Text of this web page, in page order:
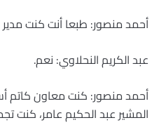
أحمد منصور: طبعا أنت كنت
عبد الكريم النحلاوي: نعم.
أحمد منصور: كنت معاون كاتم
المشير عبد الحكيم عامر، كنت